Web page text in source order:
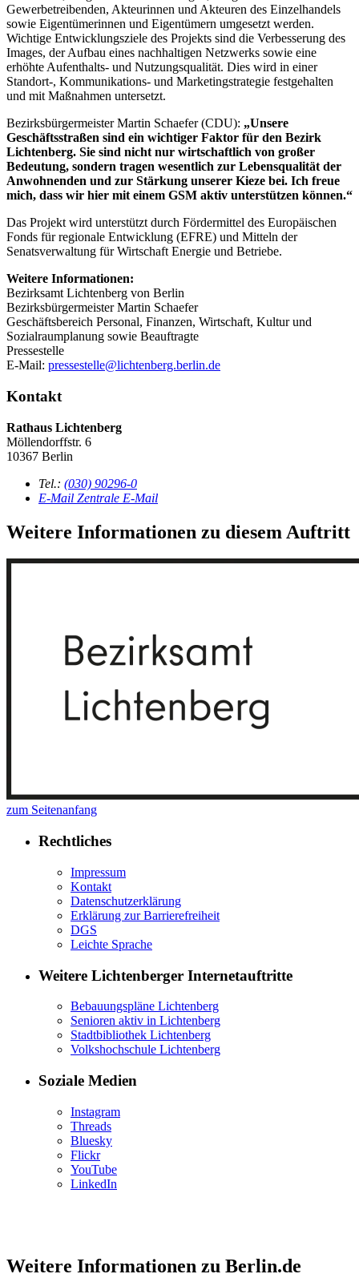
Gewerbetreibenden, Akteurinnen und Akteuren des Einzelhandels
sowie Eigentümerinnen und Eigentümern umgesetzt werden.
Wichtige Entwicklungsziele des Projekts sind die Verbesserung des
Images, der Aufbau eines nachhaltigen Netzwerks sowie eine
erhöhte Aufenthalts- und Nutzungsqualität. Dies wird in einer
Standort-, Kommunikations- und Marketingstrategie festgehalten
und mit Maßnahmen untersetzt.
Bezirksbürgermeister Martin Schaefer (CDU): „Unsere
Geschäftsstraßen sind ein wichtiger Faktor für den Bezirk
Lichtenberg. Sie sind nicht nur wirtschaftlich von großer
Bedeutung, sondern tragen wesentlich zur Lebensqualität der
Anwohnenden und zur Stärkung unserer Kieze bei. Ich freue
mich, dass wir hier mit einem GSM aktiv unterstützen können.“
Das Projekt wird unterstützt durch Fördermittel des Europäischen
Fonds für regionale Entwicklung (EFRE) und Mitteln der
Senatsverwaltung für Wirtschaft Energie und Betriebe.
Weitere Informationen:
Bezirksamt Lichtenberg von Berlin
Bezirksbürgermeister Martin Schaefer
Geschäftsbereich Personal, Finanzen, Wirtschaft, Kultur und
Sozialraumplanung sowie Beauftragte
Pressestelle
E-Mail: pressestelle@lichtenberg.berlin.de
Kontakt
Rathaus Lichtenberg
Möllendorffstr. 6
10367 Berlin
Tel.: (030) 90296-0
E-Mail Zentrale E-Mail
Weitere Informationen zu diesem Auftritt
zum Seitenanfang
Rechtliches
Impressum
Kontakt
Datenschutzerklärung
Erklärung zur Barrierefreiheit
DGS
Leichte Sprache
Weitere Lichtenberger Internetauftritte
Bebauungspläne Lichtenberg
Senioren aktiv in Lichtenberg
Stadtbibliothek Lichtenberg
Volkshochschule Lichtenberg
Soziale Medien
Instagram
Threads
Bluesky
Flickr
YouTube
LinkedIn
Weitere Informationen zu Berlin.de